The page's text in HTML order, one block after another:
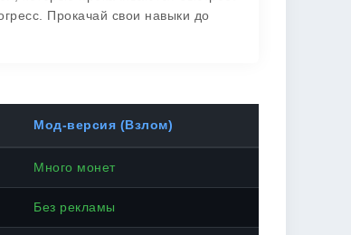
Прокачай свои навыки до
Мод-версия (Взлом)
Много монет
Без рекламы